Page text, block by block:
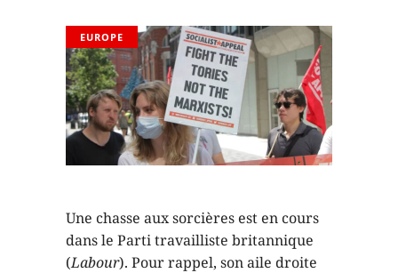
EUROPE
Une chasse aux sorcières est en cours
dans le Parti travailliste britannique
(Labour). Pour rappel, son aile droite